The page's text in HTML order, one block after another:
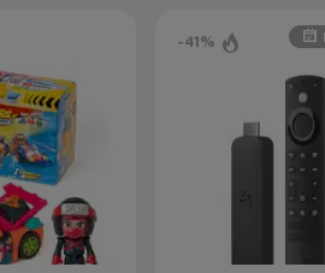
-41%